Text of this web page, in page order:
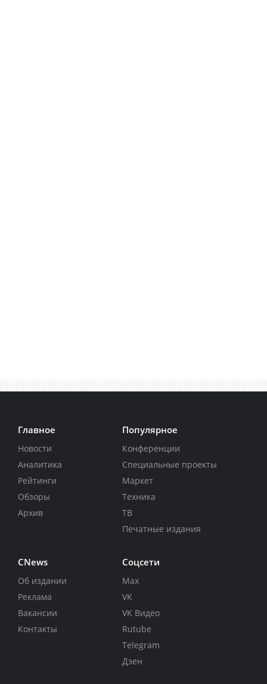
Главное
Новости
Аналитика
Рейтинги
Обзоры
Архив
Популярное
Конференции
Специальные проекты
Маркет
Техника
ТВ
Печатные издания
CNews
Об издании
Реклама
Вакансии
Контакты
Соцсети
Max
VK
VK Видео
Rutube
Telegram
Дзен